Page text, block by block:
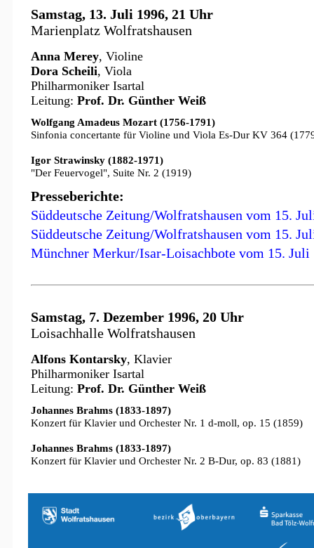
Samstag, 13. Juli 1996, 21 Uhr
Marienplatz Wolfratshausen
Anna Merey, Violine
Dora Scheili, Viola
Philharmoniker Isartal
Leitung: Prof. Dr. Günther Weiß
Wolfgang Amadeus Mozart (1756-1791)
Sinfonia concertante für Violine und Viola Es-Dur KV 364
Igor Strawinsky (1882-1971)
"Der Feuervogel", Suite Nr. 2 (1919)
Presseberichte:
Süddeutsche Zeitung/Wolfratshausen vom 15.
Süddeutsche Zeitung/Wolfratshausen vom 15.
Münchner Merkur/Isar-Loisachbote vom 15. Juli
Samstag, 7. Dezember 1996, 20 Uhr
Loisachhalle Wolfratshausen
Alfons Kontarsky, Klavier
Philharmoniker Isartal
Leitung: Prof. Dr. Günther Weiß
Johannes Brahms (1833-1897)
Konzert für Klavier und Orchester Nr. 1 d-moll, op. 15 (1859)
Johannes Brahms (1833-1897)
Konzert für Klavier und Orchester Nr. 2 B-Dur, op. 83 (1881)